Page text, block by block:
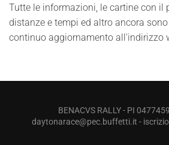
Tutte le informazioni, le cartine con il
distanze e tempi ed altro ancora
continuo aggiornamento all'indirizzo
BENACVS RALLY - PI
daytonarace@pec.buffetti.it -